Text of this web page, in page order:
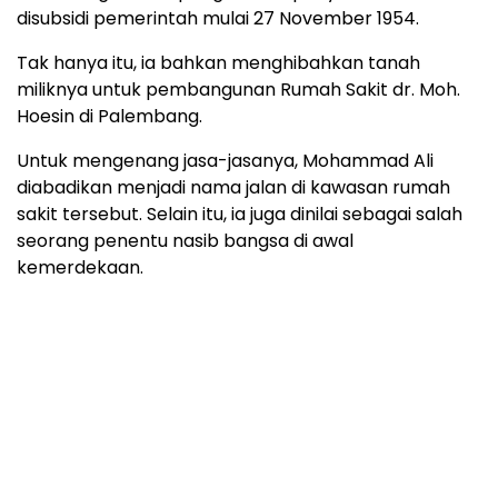
disubsidi pemerintah mulai 27 November 1954.
Tak hanya itu, ia bahkan menghibahkan tanah
miliknya untuk pembangunan Rumah Sakit dr. Moh.
Hoesin di Palembang.
Untuk mengenang jasa-jasanya, Mohammad Ali
diabadikan menjadi nama jalan di kawasan rumah
sakit tersebut. Selain itu, ia juga dinilai sebagai salah
seorang penentu nasib bangsa di awal
kemerdekaan.